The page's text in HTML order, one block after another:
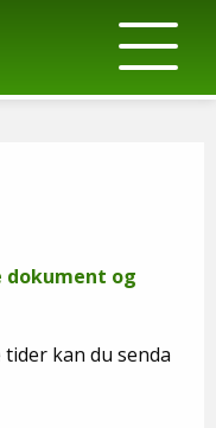
dokument og
kan du senda